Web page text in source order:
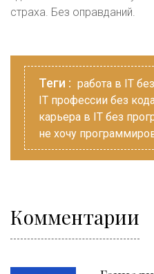
страха. Без оправданий.
Теги : работа в IT
IT профессии без
карьера в IT без
не хочу
Комментарии